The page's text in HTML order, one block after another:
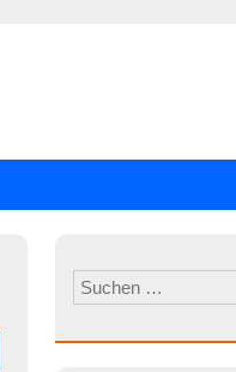
Suchen
nach: